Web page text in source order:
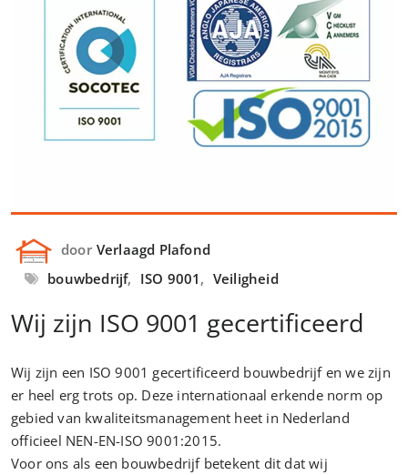
door Verlaagd Plafond
bouwbedrijf, ISO 9001 , Veiligheid
Wij zijn ISO 9001 gecertificeerd
Wij zijn een ISO 9001 gecertificeerd bouwbedrijf en we zijn
er heel erg trots op. Deze internationaal erkende norm op
gebied van kwaliteitsmanagement heet in Nederland
officieel NEN-EN-ISO 9001:2015.
Voor ons als een bouwbedrijf betekent dit dat wij